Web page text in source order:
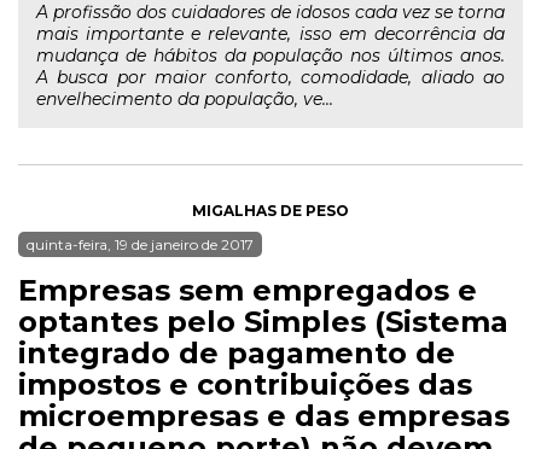
A profissão dos cuidadores de idosos cada vez se torna
mais importante e relevante, isso em decorrência da
mudança de hábitos da população nos últimos anos.
A busca por maior conforto, comodidade, aliado ao
envelhecimento da população, ve...
MIGALHAS DE PESO
quinta-feira, 19 de janeiro de 2017
Empresas sem empregados e
optantes pelo Simples (Sistema
integrado de pagamento de
impostos e contribuições das
microempresas e das empresas